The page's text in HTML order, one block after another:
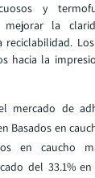
y
mejorar la
reciclabilidad.
hacia la
mercado de
Basados en
en caucho
del 33.1%